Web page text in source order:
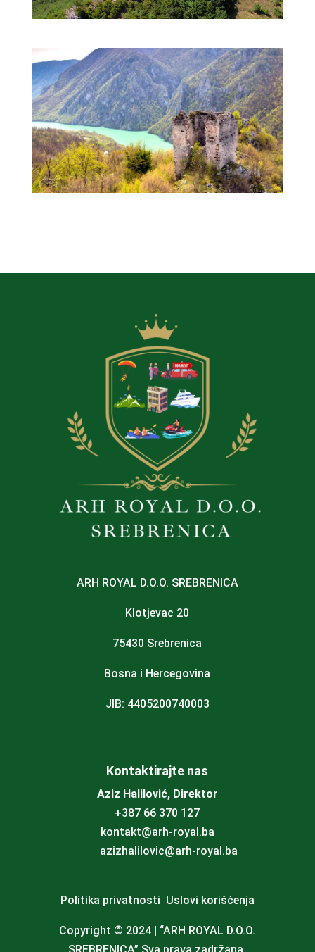
ARH ROYAL D.O.O. SREBRENICA
Klotjevac 20
75430 Srebrenica
Bosna i Hercegovina
JIB: 4405200740003
Kontaktirajte nas
Aziz Halilović, Direktor
+387 66 370 127
kontakt@arh-royal.ba
azizhalilovic@arh-royal.ba
Politika privatnosti Uslovi korišćenja
Copyright © 2024 | “ARH ROYAL D.O.O.